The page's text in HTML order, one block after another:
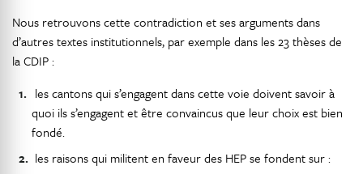
Nous retrouvons cette contradiction et ses arguments dans
d’autres textes institutionnels, par exemple dans les 23 thèses de
la CDIP :
les cantons qui s’engagent dans cette voie doivent savoir à
quoi ils s’engagent et être convaincus que leur choix est bien
fondé.
les raisons qui militent en faveur des HEP se fondent sur :